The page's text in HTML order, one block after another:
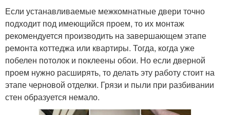
Если устанавливаемые межкомнатные двери точно
подходит под имеющийся проем, то их монтаж
рекомендуется производить на завершающем этапе
ремонта коттеджа или квартиры. Тогда, когда уже
побелен потолок и поклеены обои. Но если дверной
проем нужно расширять, то делать эту работу стоит на
этапе черновой отделки. Грязи и пыли при разбивании
стен образуется немало.